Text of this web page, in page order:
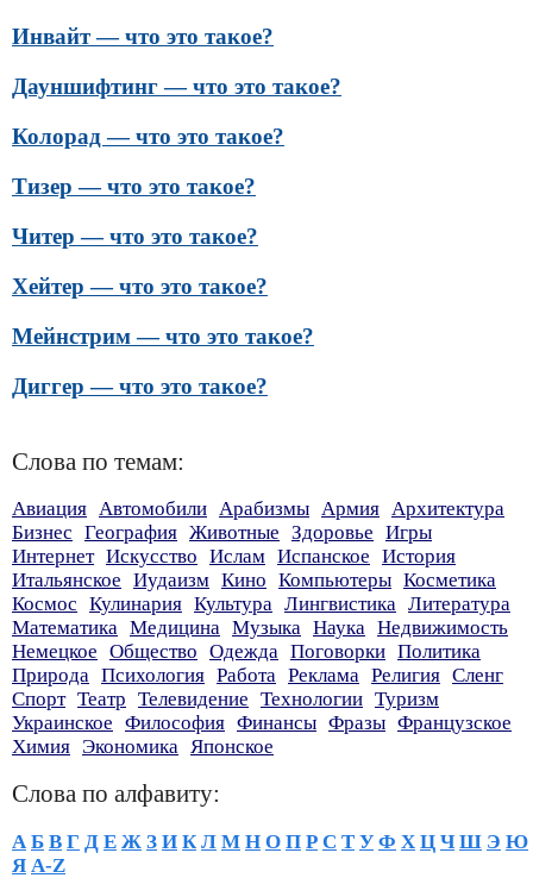
Инвайт — что это такое?
Дауншифтинг — что это такое?
Колорад — что это такое?
Тизер — что это такое?
Читер — что это такое?
Хейтер — что это такое?
Мейнстрим — что это такое?
Диггер — что это такое?
Слова по темам:
Авиация Автомобили Арабизмы Армия Архитектура
Бизнес География Животные Здоровье Игры
Интернет Искусство Ислам Испанское История
Итальянское Иудаизм Кино Компьютеры Косметика
Космос Кулинария Культура Лингвистика Литература
Математика Медицина Музыка Наука Недвижимость
Немецкое Общество Одежда Поговорки Политика
Природа Психология Работа Реклама Религия Сленг
Спорт Театр Телевидение Технологии Туризм
Украинское Философия Финансы Фразы Французское
Химия Экономика Японское
Слова по алфавиту:
А Б В Г Д Е Ж З И К Л М Н О П Р С Т У Ф Х Ц Ч Ш Э Ю
Я A-Z